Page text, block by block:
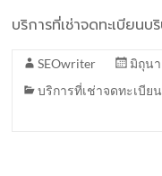
บริการที่เช่าจดทะเบียน
SEOwriter
มิถุนา
บริการที่เช่าจดทะเบียน